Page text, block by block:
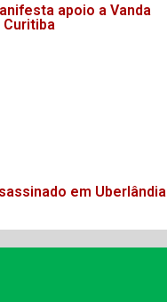
apoio a Vanda
em Uberlândia